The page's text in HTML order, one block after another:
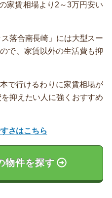
家賃相場より2～3万円安い
落合南長崎」には大型スー
で、家賃以外の生活費も抑
で行けるわりに家賃相場が
抑えたい人に強くおすすめ
さはこちら
物件を探す